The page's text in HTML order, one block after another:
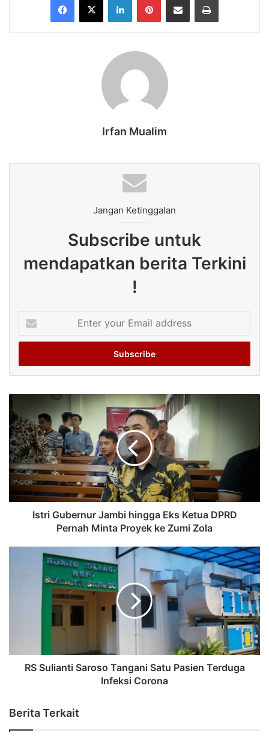
Irfan Mualim
Jangan Ketinggalan
Subscribe untuk
mendapatkan berita Terkini
!
your
Email
Istri Gubernur Jambi hingga Eks Ketua DPRD
Pernah Minta Proyek ke Zumi Zola
RS Sulianti Saroso Tangani Satu Pasien Terduga
Infeksi Corona
Berita Terkait